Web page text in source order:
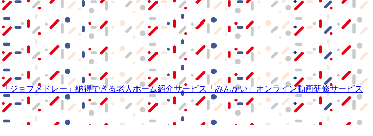
「ジョブメドレー」 納得できる老人ホーム紹介サービス 「みんかい」 オンライン動画研修サービス